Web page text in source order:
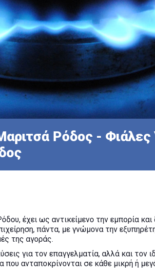
Ρόδος - Φιάλες
έχει ως αντικείμενο την εμπορία και
πάντα, με γνώμονα την
της αγοράς.
για τον επαγγελματία, αλλά και τον
ανταποκρίνονται σε κάθε μικρή ή